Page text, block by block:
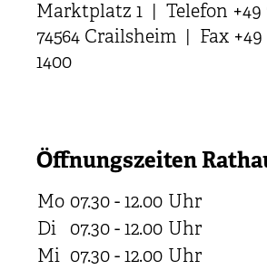
Marktplatz 1 | Telefon +49
74564 Crailsheim | Fax +49
1400
Öffnungszeiten
Mo 07.30 - 12.00 Uhr
Di
07.30 - 12.00 Uhr
Mi 07.30 - 12.00 Uhr